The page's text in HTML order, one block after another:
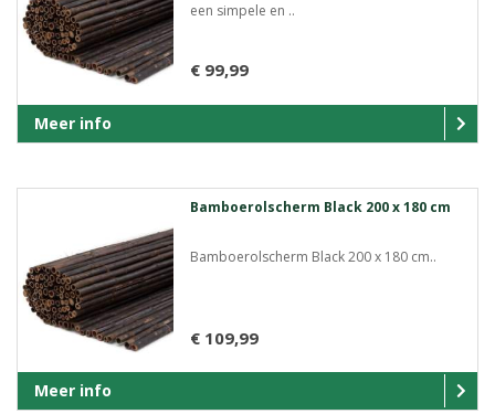
een simpele en ..
€ 99,99
Meer info
Bamboerolscherm Black 200 x 180 cm
Bamboerolscherm Black 200 x 180 cm..
€ 109,99
Meer info